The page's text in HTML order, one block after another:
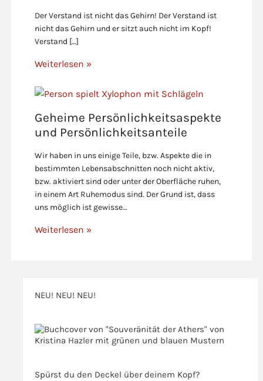
Der Verstand ist nicht das Gehirn! Der Verstand ist
nicht das Gehirn und er sitzt auch nicht im Kopf!
Verstand […]
Weiterlesen »
Geheime Persönlichkeitsaspekte
und Persönlichkeitsanteile
Wir haben in uns einige Teile, bzw. Aspekte die in
bestimmten Lebensabschnitten noch nicht aktiv,
bzw. aktiviert sind oder unter der Oberfläche ruhen,
in einem Art Ruhemodus sind. Der Grund ist, dass
uns möglich ist gewisse…
Weiterlesen »
NEU! NEU! NEU!
Spürst du den Deckel über deinem Kopf?